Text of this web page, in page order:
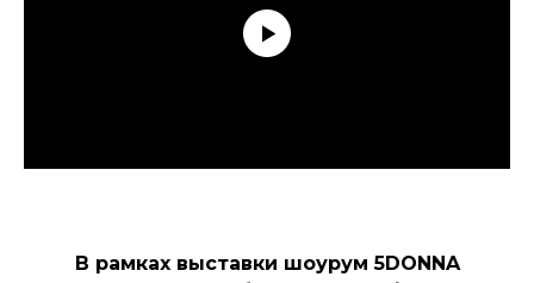
В рамках выставки шоурум 5DONNA